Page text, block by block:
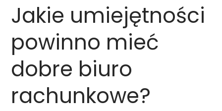
Jakie umiejętności
powinno mieć
dobre biuro
rachunkowe?